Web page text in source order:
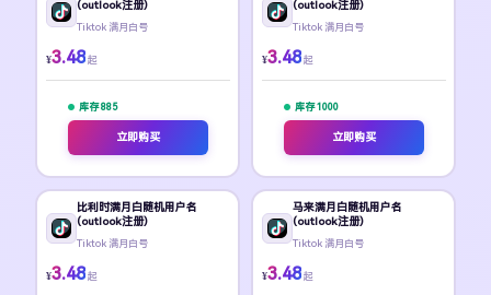
(outlook注册)
Tiktok 满月白号
¥3.48 起
库存 885
立即购买
(outlook注册)
Tiktok 满月白号
¥3.48 起
库存 1000
立即购买
比利时满月白随机用户名
(outlook注册)
Tiktok 满月白号
¥3.48 起
马来满月白随机用户名
(outlook注册)
Tiktok 满月白号
¥3.48 起